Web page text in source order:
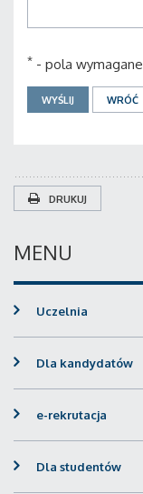
* - pola wymagane
DRUKUJ
MENU
Uczelnia
Dla kandydatów
e-rekrutacja
Dla studentów